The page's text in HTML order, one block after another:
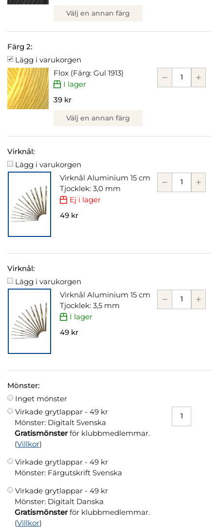
Välj en annan färg
Färg 2:
Lägg i varukorgen
Flox (Färg: Gul 1913)
I lager
39 kr
Välj en annan färg
Virknål:
Lägg i varukorgen
Virknål Aluminium 15 cm
Tjocklek: 3,0 mm
Ej i lager
49 kr
Virknål:
Lägg i varukorgen
Virknål Aluminium 15 cm
Tjocklek: 3,5 mm
I lager
49 kr
Mönster:
Inget mönster
Virkade grytlappar - 49 kr
Mönster: Digitalt Svenska
Gratismönsterför klubbmedlemmar.
(Villkor)
Virkade grytlappar - 49 kr
Mönster: Färgutskrift Svenska
Virkade grytlappar - 49 kr
Mönster: Digitalt Danska
Gratismönsterför klubbmedlemmar.
(Villkor)